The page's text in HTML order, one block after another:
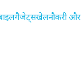
गैजेट्सखेलनौकरी और